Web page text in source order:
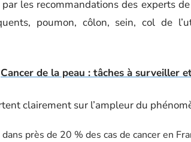
les recommandations des experts
poumon, côlon, sein, col de
Cancer de la peau : tâches à surveiller
clairement sur l’ampleur du
près de 20 % des cas de cancer en